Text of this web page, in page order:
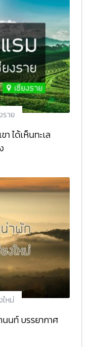
าย
ได้เห็นทะเล
หม่
นท์ บรรยากาศ